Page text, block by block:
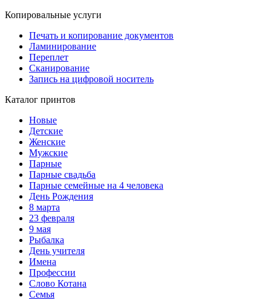
Копировальные услуги
Печать и копирование документов
Ламинирование
Переплет
Сканирование
Запись на цифровой носитель
Каталог принтов
Новые
Детские
Женские
Мужские
Парные
Парные свадьба
Парные семейные на 4 человека
День Рождения
8 марта
23 февраля
9 мая
Рыбалка
День учителя
Имена
Профессии
Слово Котана
Семья